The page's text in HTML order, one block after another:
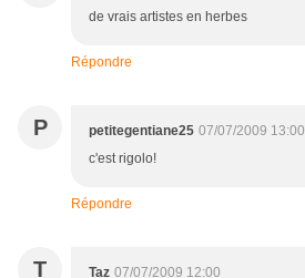
de vrais artistes en herbes
Répondre
P petitegentiane25 07/07/2009 13:00
c'est rigolo!
Répondre
T Taz 07/07/2009 12:00